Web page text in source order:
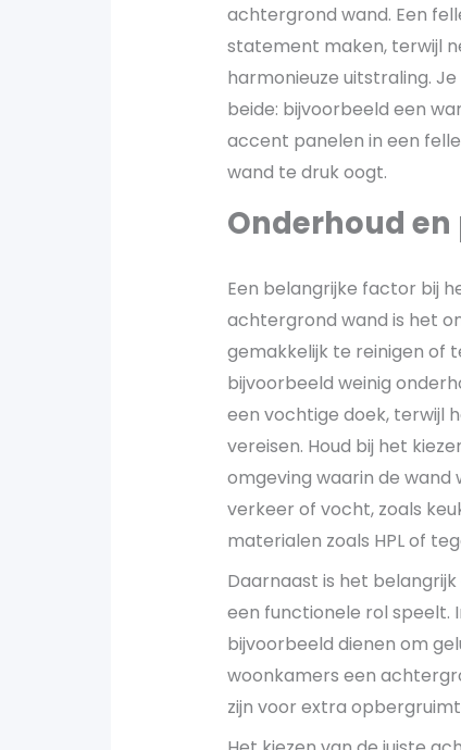
achtergrond wand. Een
statement maken, terwijl
harmonieuze uitstraling.
beide: bijvoorbeeld een
accent panelen in een
wand te druk oogt.
Onderhoud
Een belangrijke factor bij
achtergrond wand is het
gemakkelijk te reinigen of
bijvoorbeeld weinig
een vochtige doek, terwijl
vereisen. Houd bij het
omgeving waarin de
verkeer of vocht, zoals
materialen zoals HPL of
Daarnaast is het
een functionele rol speelt.
bijvoorbeeld dienen om
woonkamers een
zijn voor extra